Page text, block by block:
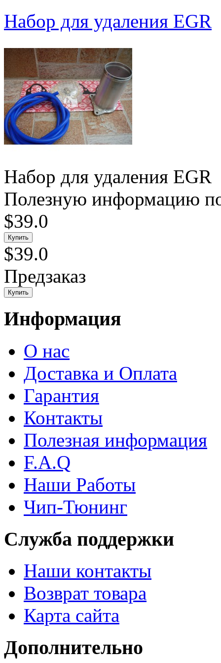
Набор для удаления EGR
Набор для удаления
Полезную информацию
$39.0
$39.0
Предзаказ
Информация
О нас
Доставка и Оплата
Гарантия
Контакты
Полезная информация
F.A.Q
Наши Работы
Чип-Тюнинг
Служба поддержки
Наши контакты
Возврат товара
Карта сайта
Дополнительно